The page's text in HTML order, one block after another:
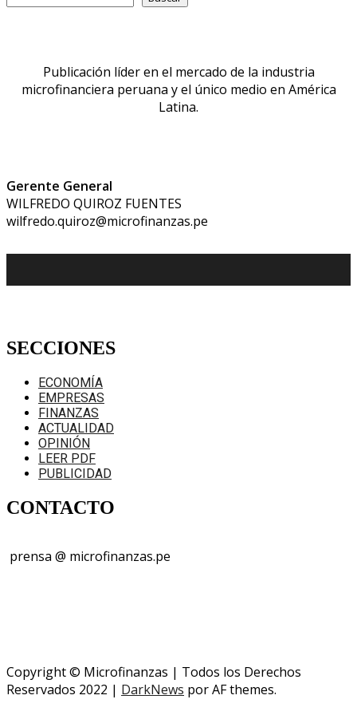
Publicación líder en el mercado de la industria
microfinanciera peruana y el único medio en América
Latina.
Gerente General
WILFREDO QUIROZ FUENTES
wilfredo.quiroz@microfinanzas.pe
SECCIONES
ECONOMÍA
EMPRESAS
FINANZAS
ACTUALIDAD
OPINIÓN
LEER PDF
PUBLICIDAD
CONTACTO
prensa @ microfinanzas.pe
Copyright © Microfinanzas | Todos los Derechos
Reservados 2022 | DarkNews por AF themes.